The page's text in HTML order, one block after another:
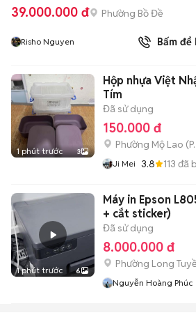
39.000.000 đ Phường Bồ Đề
Risho Nguyen Bấm để
1 phút trước 3
Hộp nhựa Việt
Tím
Đã sử dụng
150.000 đ
Phường Mộ Lao (
Ji Mei 3.8 113 đã
1 phút trước 6
Máy in Epson
+ cắt sticker)
Đã sử dụng
8.000.000 đ
Phường Long
Nguyễn Hoàng Phúc